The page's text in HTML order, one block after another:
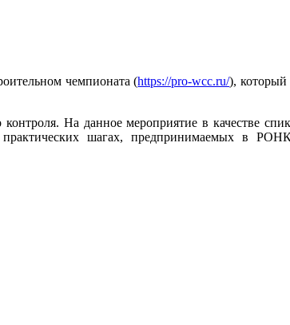
чемпионата (https://pro-wcc.ru/), который
На данное мероприятие в качестве
шагах, предпринимаемых в